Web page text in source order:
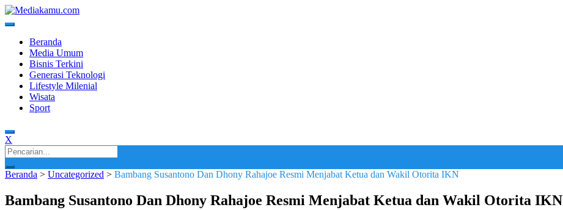
Skip
to
MEDIAKAMU.com
Media Terkini untuk Generasi Milenial!
Beranda
Media Umum
Bisnis Terkini
Generasi Teknologi
Lifestyle Milenial
Wisata
Sport
X
Search
for:
Beranda > Uncategorized > Bambang Susantono Dan Dhony Rahajoe Resmi Menjabat Ketua dan Wakil Otorita IKN
Bambang Susantono Dan Dhony Rahajoe Resmi Menjabat Ketua dan Wakil Otorita IKN